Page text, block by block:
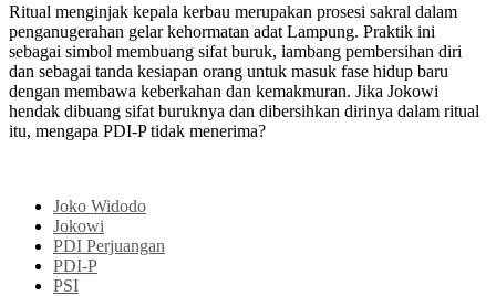
Ritual menginjak kepala kerbau merupakan prosesi sakral dalam
penganugerahan gelar kehormatan adat Lampung. Praktik ini
sebagai simbol membuang sifat buruk, lambang pembersihan diri
dan sebagai tanda kesiapan orang untuk masuk fase hidup baru
dengan membawa keberkahan dan kemakmuran. Jika Jokowi
hendak dibuang sifat buruknya dan dibersihkan dirinya dalam ritual
itu, mengapa PDI-P tidak menerima?
Joko Widodo
Jokowi
PDI Perjuangan
PDI-P
PSI